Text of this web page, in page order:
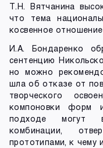
Т.Н. Вятчанина
что тема
косвенное
И.А. Бондаренко
сентенцию
но можно
шла об отказе от
творческого
компоновки форм
подходе могут
комбинации,
прототипами, к чему